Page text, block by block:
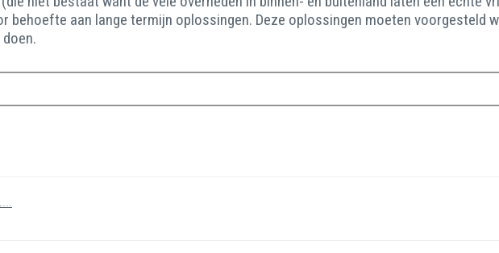
behoefte aan lange termijn oplossingen. Deze oplossingen moeten voorgesteld